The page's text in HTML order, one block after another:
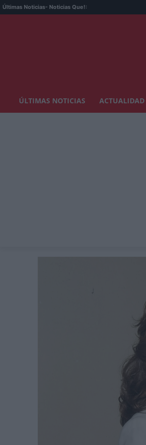
Últimas Noticias- Noticias Que!:
ÚLTIMAS NOTICIAS ACTUALIDAD